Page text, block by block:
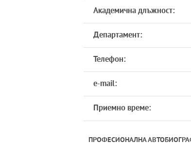
Академична длъжност:
Департамент:
Телефон:
e-mail:
Приемно време:
ПРОФЕСИОНАЛНА